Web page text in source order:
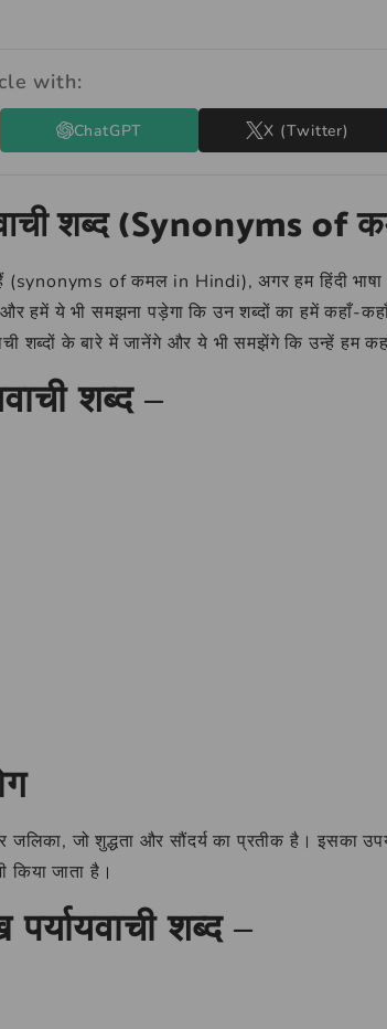
with:
ChatGPT X (Twitter)
शब्द (Synonyms
(synonyms of कमल in Hindi), अगर हम हिंदी भाषा
और हमें ये भी समझना पड़ेगा कि उन शब्दों का हमें कहाँ-
शब्दों के बारे में जानेंगे और ये भी समझेंगे कि उन्हें हम
शब्द –
जो शुद्धता और सौंदर्य का प्रतीक है। इसका
किया जाता है।
शब्द –